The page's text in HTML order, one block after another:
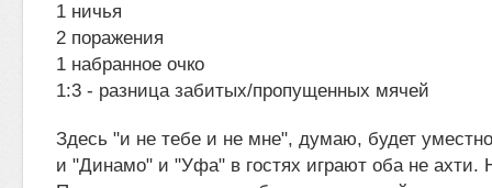
1 ничья
2 поражения
1 набранное очко
1:3 - разница забитых/пропущенных мячей
Здесь "и не тебе и не мне", думаю, будет уместно
и "Динамо" и "Уфа" в гостях играют оба не ахти.